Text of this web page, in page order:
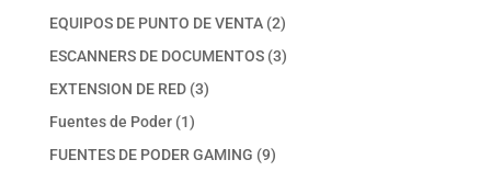
productos
EQUIPOS DE PUNTO DE VENTA 22
productos
ESCANNERS DE DOCUMENTOS 33
EXTENSION DE RED 33
Fuentes de Poder 11
producto
FUENTES DE PODER GAMING 99